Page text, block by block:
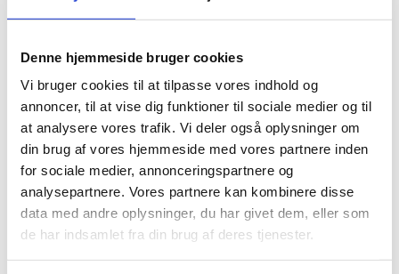
Denne hjemmeside bruger cookies
Vi bruger cookies til at tilpasse vores indhold og
annoncer, til at vise dig funktioner til sociale medier og til
at analysere vores trafik. Vi deler også oplysninger om
din brug af vores hjemmeside med vores partnere inden
for sociale medier, annonceringspartnere og
analysepartnere. Vores partnere kan kombinere disse
data med andre oplysninger, du har givet dem, eller som
de har indsamlet fra din brug af deres tjenester.
Lynlås 32 cm
Lynlås med ring 35 cm
Lynlås 37 cm
Lynlås 40 cm
Lynlås med ring 40 cm
Lynlås nylon 40 cm
Lynlås metal 40 cm
Lynlås 45 cm
Lynlås med ring 45 cm
Lynlås nylon 45 cm
Lynlås 47 cm
Lynlås 50 cm
Lynlås 60 cm